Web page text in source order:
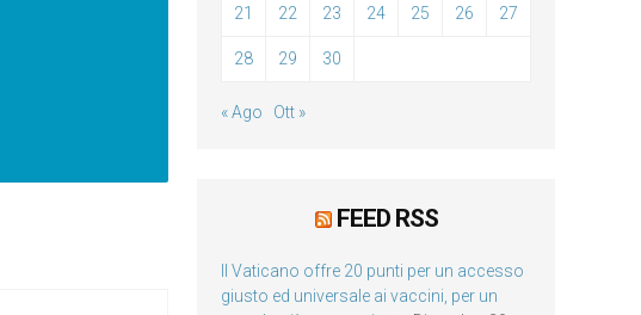
21 22 23 24 25 26 27
28 29 30
« Ago Ott »
FEED RSS
Il Vaticano offre 20 punti per un accesso
giusto ed universale ai vaccini, per un